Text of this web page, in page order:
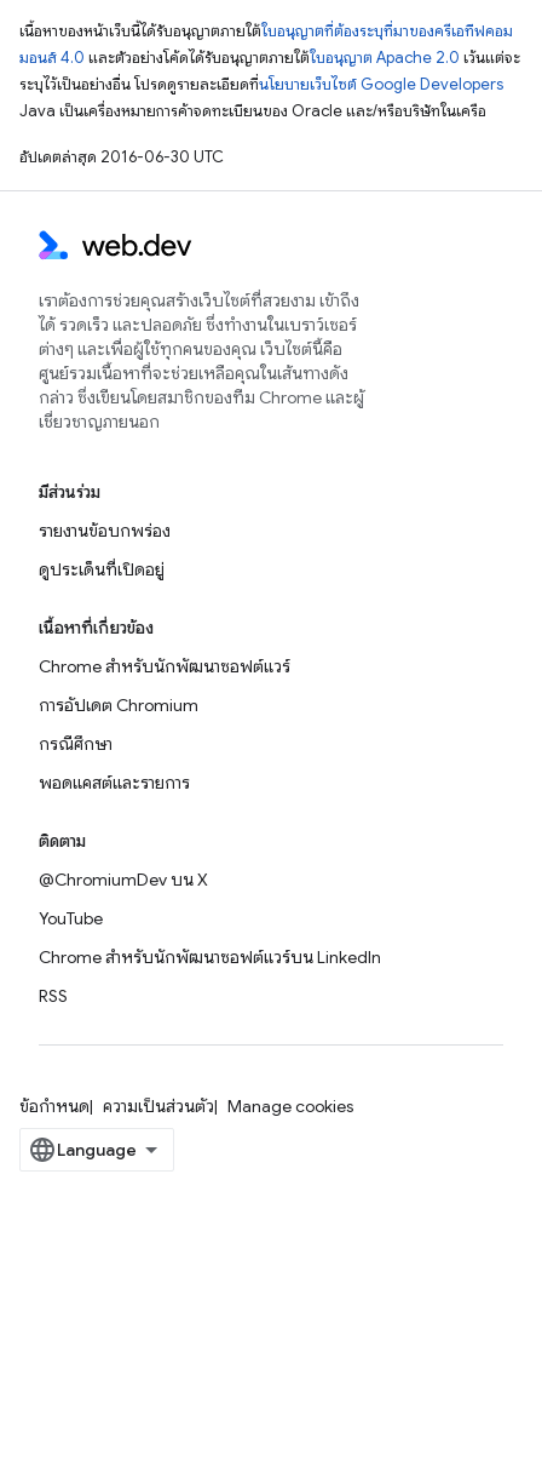
เนื้อหาของหน้าเว็บนี้ได้รับอนุญาตภายใต้ใบอนุญาตที่ต้องระบุที่มาของครีเอทีฟคอม
มอนส์ 4.0 และตัวอย่างโค้ดได้รับอนุญาตภายใต้ใบอนุญาต Apache 2.0 เว้นแต่จะ
ระบุไว้เป็นอย่างอื่น โปรดดูรายละเอียดที่นโยบายเว็บไซต์ Google Developers
Java เป็นเครื่องหมายการค้าจดทะเบียนของ Oracle และ/หรือบริษัทในเครือ
อัปเดตล่าสุด 2016-06-30 UTC
เราต้องการช่วยคุณสร้างเว็บไซต์ที่สวยงาม เข้าถึง
ได้ รวดเร็ว และปลอดภัย ซึ่งทำงานในเบราว์เซอร์
ต่างๆ และเพื่อผู้ใช้ทุกคนของคุณ เว็บไซต์นี้คือ
ศูนย์รวมเนื้อหาที่จะช่วยเหลือคุณในเส้นทางดัง
กล่าว ซึ่งเขียนโดยสมาชิกของทีม Chrome และผู้
เชี่ยวชาญภายนอก
มีส่วนร่วม
รายงานข้อบกพร่อง
ดูประเด็นที่เปิดอยู่
เนื้อหาที่เกี่ยวข้อง
Chrome สำหรับนักพัฒนาซอฟต์แวร์
การอัปเดต Chromium
กรณีศึกษา
พอดแคสต์และรายการ
ติดตาม
@ChromiumDev บน X
YouTube
Chrome สำหรับนักพัฒนาซอฟต์แวร์บน LinkedIn
RSS
ข้อกำหนด ความเป็นส่วนตัว Manage cookies